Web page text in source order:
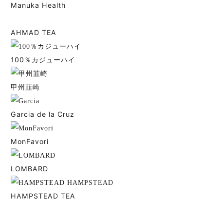
Manuka Health
AHMAD TEA
100％カジューハイ
甲州韮崎
Garcia de la Cruz
MonFavori
LOMBARD
HAMPSTEAD TEA